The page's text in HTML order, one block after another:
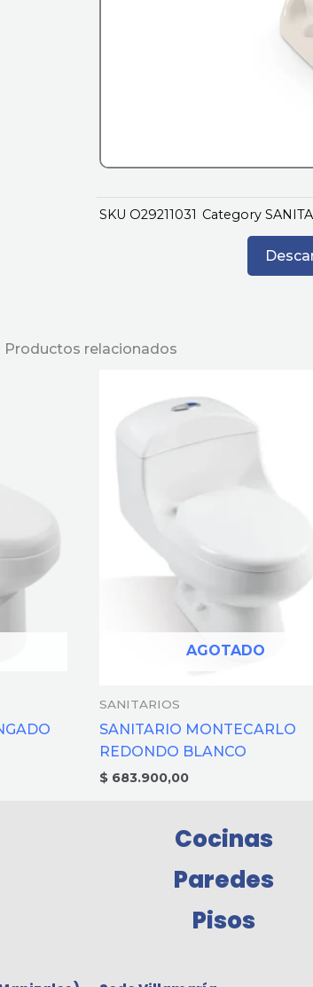
SKU O29211031 Category
Productos relacionados
AGOTADO
SANITARIOS
SANITARIO MONTECARLO
REDONDO BLANCO
$ 683.900,00
Cocinas
Paredes
Pisos